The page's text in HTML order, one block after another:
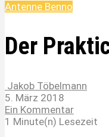
Antenne Benno
Der
Jakob Töbelmann
5. März 2018
Ein Kommentar
1 Minute(n) Lesezeit